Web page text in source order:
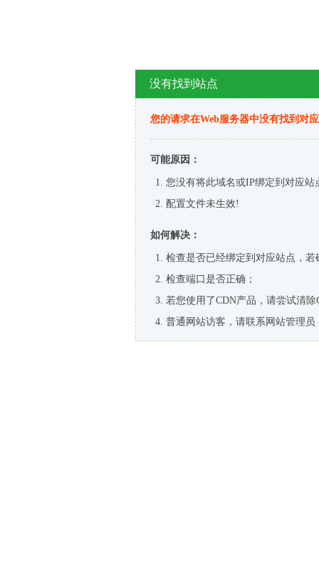
没有找到站点
您的请求在Web服务器中没有找到对
可能原因：
您没有将此域名或IP绑定到对应站
配置文件未生效!
如何解决：
检查是否已经绑定到对应站点，
检查端口是否正确；
若您使用了CDN产品，请尝试清除
普通网站访客，请联系网站管理员